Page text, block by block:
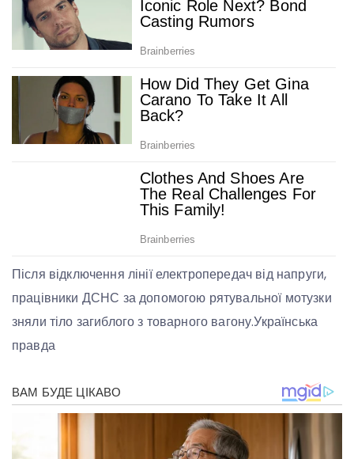
Після відключення лінії електропередач від напруги,
працівники ДСНС за допомогою рятувальної мотузки
зняли тіло загиблого з товарного вагону.Українська
правда